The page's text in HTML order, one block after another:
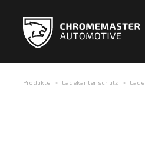
Produkte Ladekantenschutz